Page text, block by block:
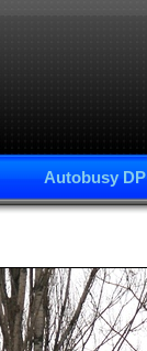
Autobusy